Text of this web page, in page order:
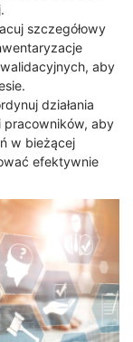
szczegółowy
aby
działania
pracowników, aby
w bieżącej
efektywnie